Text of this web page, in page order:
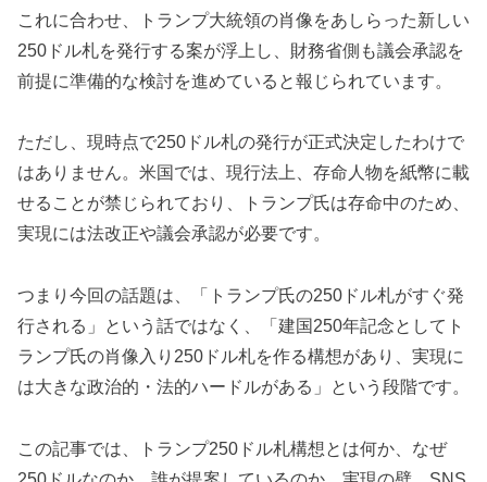
これに合わせ、トランプ大統領の肖像をあしらった新しい
250ドル札を発行する案が浮上し、財務省側も議会承認を
前提に準備的な検討を進めていると報じられています。
ただし、現時点で250ドル札の発行が正式決定したわけで
はありません。米国では、現行法上、存命人物を紙幣に載
せることが禁じられており、トランプ氏は存命中のため、
実現には法改正や議会承認が必要です。
つまり今回の話題は、「トランプ氏の250ドル札がすぐ発
行される」という話ではなく、「建国250年記念としてト
ランプ氏の肖像入り250ドル札を作る構想があり、実現に
は大きな政治的・法的ハードルがある」という段階です。
この記事では、トランプ250ドル札構想とは何か、なぜ